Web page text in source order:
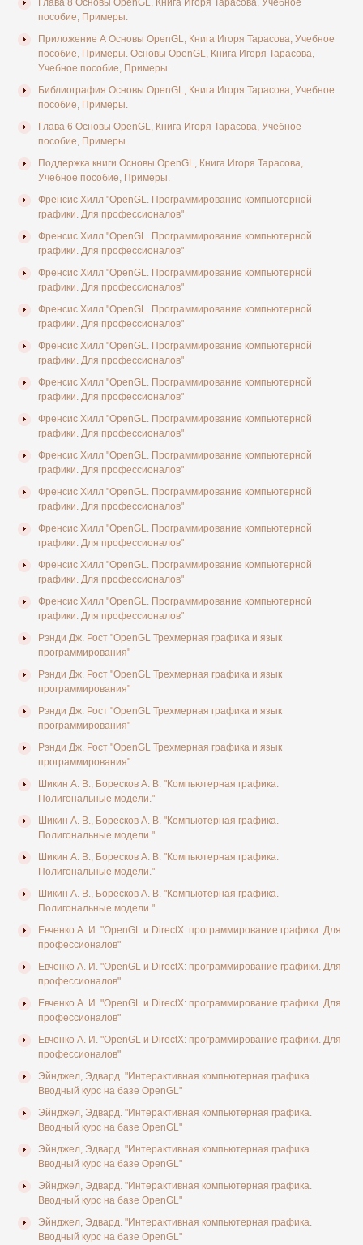
Глава 8 Основы OpenGL, Книга Игоря Тарасова, Учебное
пособие, Примеры.
Приложение А Основы OpenGL, Книга Игоря Тарасова, Учебное
пособие, Примеры. Основы OpenGL, Книга Игоря Тарасова,
Учебное пособие, Примеры.
Библиография Основы OpenGL, Книга Игоря Тарасова, Учебное
пособие, Примеры.
Глава 6 Основы OpenGL, Книга Игоря Тарасова, Учебное
пособие, Примеры.
Поддержка книги Основы OpenGL, Книга Игоря Тарасова,
Учебное пособие, Примеры.
Френсис Хилл "OpenGL. Программирование компьютерной
графики. Для профессионалов"
Френсис Хилл "OpenGL. Программирование компьютерной
графики. Для профессионалов"
Френсис Хилл "OpenGL. Программирование компьютерной
графики. Для профессионалов"
Френсис Хилл "OpenGL. Программирование компьютерной
графики. Для профессионалов"
Френсис Хилл "OpenGL. Программирование компьютерной
графики. Для профессионалов"
Френсис Хилл "OpenGL. Программирование компьютерной
графики. Для профессионалов"
Френсис Хилл "OpenGL. Программирование компьютерной
графики. Для профессионалов"
Френсис Хилл "OpenGL. Программирование компьютерной
графики. Для профессионалов"
Френсис Хилл "OpenGL. Программирование компьютерной
графики. Для профессионалов"
Френсис Хилл "OpenGL. Программирование компьютерной
графики. Для профессионалов"
Френсис Хилл "OpenGL. Программирование компьютерной
графики. Для профессионалов"
Френсис Хилл "OpenGL. Программирование компьютерной
графики. Для профессионалов"
Рэнди Дж. Рост "OpenGL Трехмерная графика и язык
программирования"
Рэнди Дж. Рост "OpenGL Трехмерная графика и язык
программирования"
Рэнди Дж. Рост "OpenGL Трехмерная графика и язык
программирования"
Рэнди Дж. Рост "OpenGL Трехмерная графика и язык
программирования"
Шикин А. В., Боресков А. В. "Компьютерная графика.
Полигональные модели."
Шикин А. В., Боресков А. В. "Компьютерная графика.
Полигональные модели."
Шикин А. В., Боресков А. В. "Компьютерная графика.
Полигональные модели."
Шикин А. В., Боресков А. В. "Компьютерная графика.
Полигональные модели."
Евченко А. И. "OpenGL и DirectX: программирование графики. Для
профессионалов"
Евченко А. И. "OpenGL и DirectX: программирование графики. Для
профессионалов"
Евченко А. И. "OpenGL и DirectX: программирование графики. Для
профессионалов"
Евченко А. И. "OpenGL и DirectX: программирование графики. Для
профессионалов"
Эйнджел, Эдвард. "Интерактивная компьютерная графика.
Вводный курс на базе OpenGL"
Эйнджел, Эдвард. "Интерактивная компьютерная графика.
Вводный курс на базе OpenGL"
Эйнджел, Эдвард. "Интерактивная компьютерная графика.
Вводный курс на базе OpenGL"
Эйнджел, Эдвард. "Интерактивная компьютерная графика.
Вводный курс на базе OpenGL"
Эйнджел, Эдвард. "Интерактивная компьютерная графика.
Вводный курс на базе OpenGL"